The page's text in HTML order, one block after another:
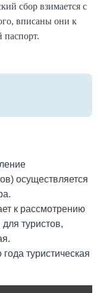
сбор взимается с
вписаны они к
паспорт.
осуществляется
к рассмотрению
туристов,
туристическая